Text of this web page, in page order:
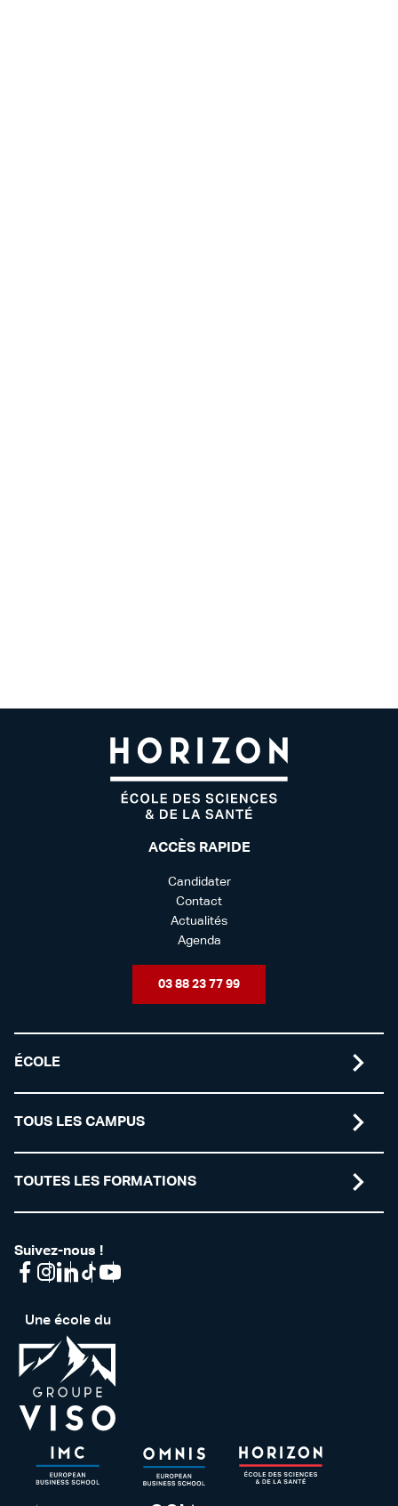
ACCÈS RAPIDE
Candidater
Contact
Actualités
Agenda
03 88 23 77 99
ÉCOLE
TOUS LES CAMPUS
TOUTES LES FORMATIONS
Suivez-nous !
Une école du